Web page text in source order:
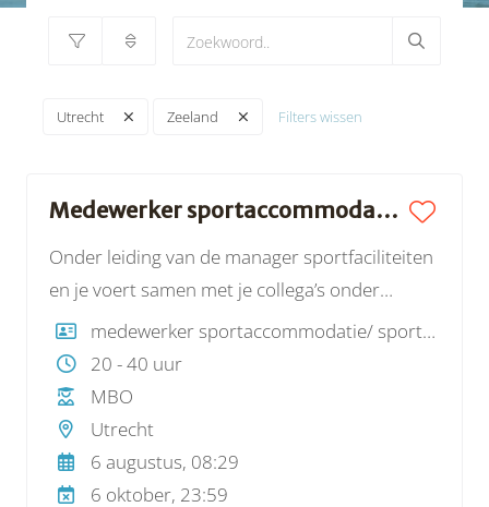
Utrecht Zeeland Filters wissen
Medewerker sportaccommodatie | Sportcentrum Olympos
Onder leiding van de manager sportfaciliteiten
en je voert samen met je collega’s onder
andere de volgende werkzaamheden uit: het
openen en sluiten van het sportcentrum, het
gereed zetten en opruimen van
sportmaterialen, het schoonmaken van
sportvloeren, het technisch onderhoud aan de
accommodaties, het dagelijks onderhoud en
medewerker sportaccommodatie/ sportevenement
20 - 40 uur
MBO
Utrecht
6 augustus, 08:29
6 oktober, 23:59